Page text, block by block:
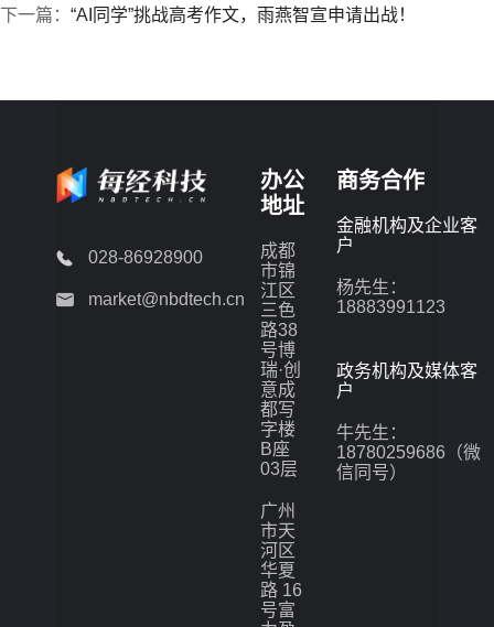
下一篇： “AI同学”挑战高考作文，雨燕智宣申请出战！
028-86928900
market@nbdtech.cn
办公
地址
成都
市锦
江区
三色
路38
号博
瑞·创
意成
都写
字楼
B座
03层
广州
市天
河区
华夏
路 16
号富
商务合作
金融机构及企业客
户
杨先生：
18883991123
政务机构及媒体客
户
牛先生：
18780259686（微
信同号）